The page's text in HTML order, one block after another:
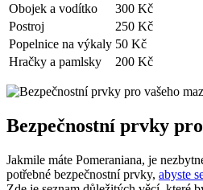
Obojek ⁤a vodítko
300 ⁣Kč
Postroj
250 Kč
Popelnice na ‍výkaly 50 Kč
Hračky a pamlsky
200 Kč
Bezpečnostní prvky
Jakmile⁢ máte Pomeraniana, je
potřebné bezpečnostní ‍prvky, abyste